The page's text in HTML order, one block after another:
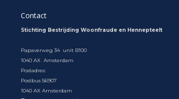
Contact
Stichting Bestrijding Woonfraude en Hennepteelt
Papaverweg 34 unit B100
1040 AX Amsterdam
Postadres:
Postbus 56907
1040 AX Amsterdam